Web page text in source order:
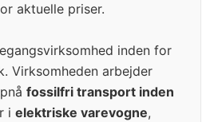
aktuelle priser.
inden for
Virksomheden arbejder
fossilfri transport inden
i elektriske varevogne,